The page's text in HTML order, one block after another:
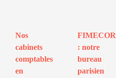
Nos
cabinets
comptables
en
FIMECOR
: notre
bureau
parisien